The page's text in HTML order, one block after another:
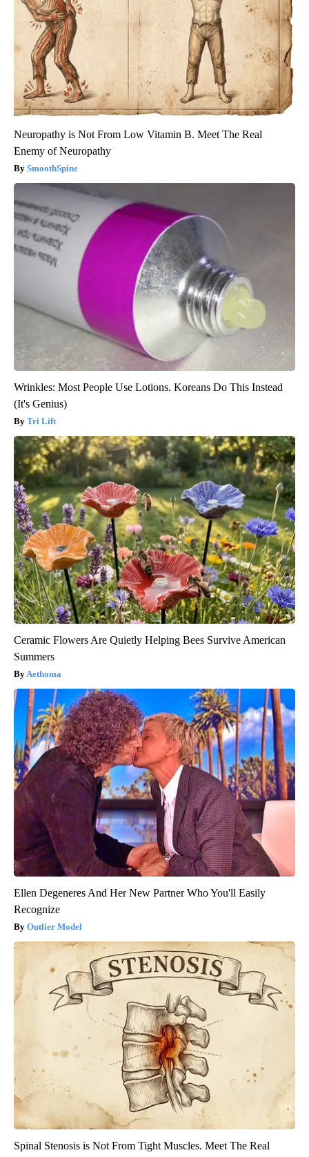
Neuropathy is Not From Low Vitamin B. Meet The Real
Enemy of Neuropathy
SmoothSpine
Wrinkles: Most People Use Lotions. Koreans Do This Instead
(It's Genius)
Tri Lift
Ceramic Flowers Are Quietly Helping Bees Survive American
Summers
Aethoma
Ellen Degeneres And Her New Partner Who You'll Easily
Recognize
Outlier Model
Spinal Stenosis is Not From Tight Muscles. Meet The Real